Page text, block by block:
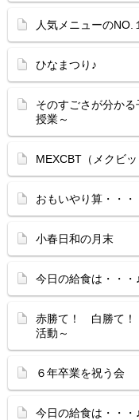
人気メニュ
ひなま
そのすごさが分
授業
MEXCBT（メクビッ
おもいやり
小春日和の月末
今日の給食は・・・
赤勝て！
活動～
６年卒業を祝う会
今日の給食は・・・